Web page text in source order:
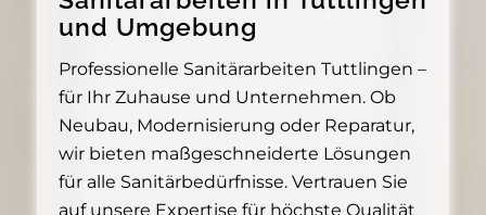
und Umgebung
Professionelle Sanitärarbeiten Tuttlingen –
für Ihr Zuhause und Unternehmen. Ob
Neubau, Modernisierung oder Reparatur,
wir bieten maßgeschneiderte Lösungen
für alle Sanitärbedürfnisse. Vertrauen Sie
auf unsere Expertise für höchste Qualität